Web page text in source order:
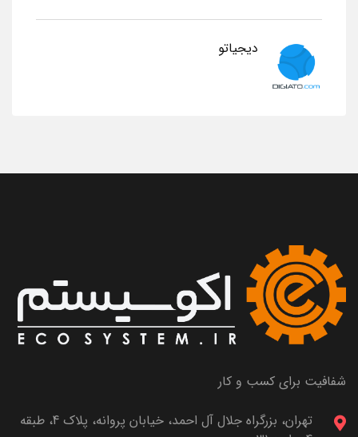
دیجیاتو
شفافیت برای کسب و کار
تهران، بزرگراه جلال آل احمد، خیابان پروانه، پلاک 4، طبقه